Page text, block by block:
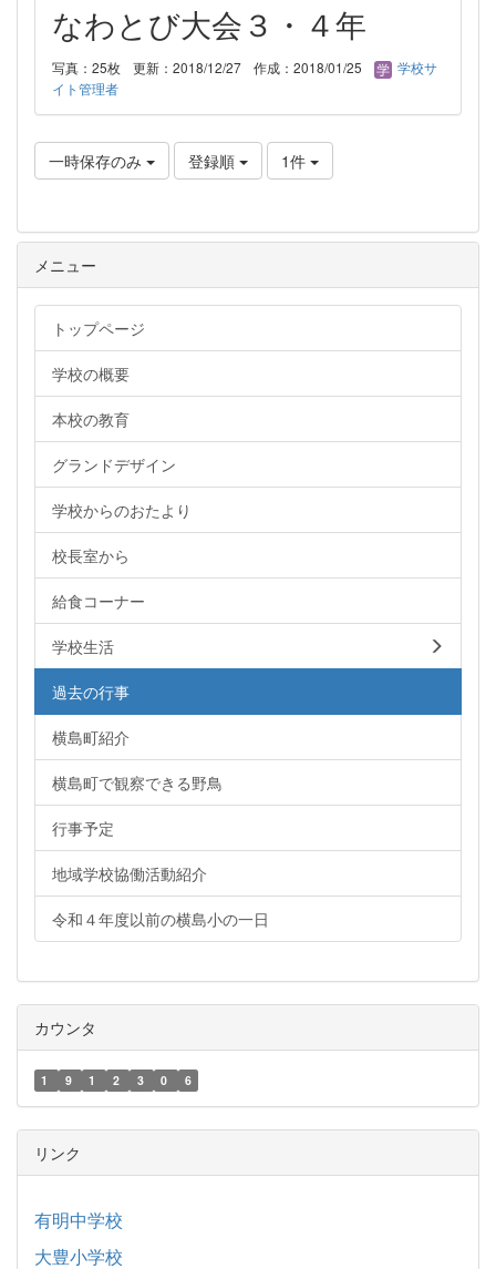
なわとび大会３・４年
写真：25枚 更新：2018/12/27 作成：2018/01/25
学校サ
イト管理者
一時保存のみ 登録順 1件
メニュー
トップページ
学校の概要
本校の教育
グランドデザイン
学校からのおたより
校長室から
給食コーナー
学校生活
過去の行事
横島町紹介
横島町で観察できる野鳥
行事予定
地域学校協働活動紹介
令和４年度以前の横島小の一日
カウンタ
1 9 1 2 3 0 6
リンク
有明中学校
大豊小学校